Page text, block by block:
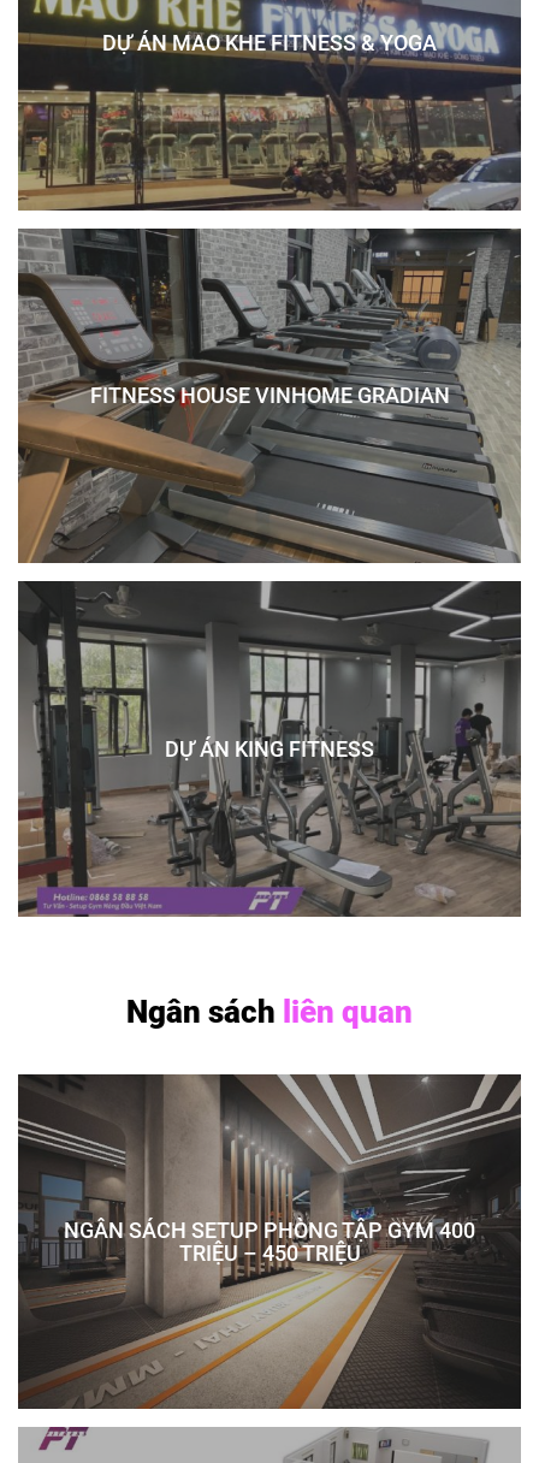
DỰ ÁN MAO KHE FITNESS & YOGA
FITNESS HOUSE VINHOME GRADIAN
DỰ ÁN KING FITNESS
Ngân sách liên quan
NGÂN SÁCH SETUP PHÒNG TẬP GYM 400
TRIỆU – 450 TRIỆU